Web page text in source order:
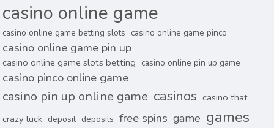
casino online game
casino online game betting slots casino online game pinco
casino online game pin up
casino online game slots betting casino online pin up game
casino pinco online game
casino pin up online game casinos casino that
crazy luck deposit deposits free spins game games